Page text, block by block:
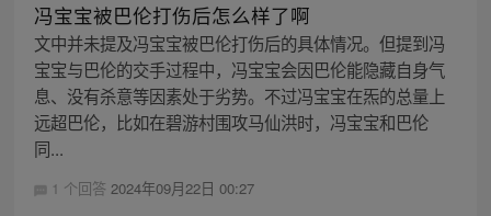
冯宝宝被巴伦打伤后怎么样了啊
文中并未提及冯宝宝被巴伦打伤后的具体情况。但提到冯
宝宝与巴伦的交手过程中，冯宝宝会因巴伦能隐藏自身气
息、没有杀意等因素处于劣势。不过冯宝宝在炁的总量上
远超巴伦，比如在碧游村围攻马仙洪时，冯宝宝和巴伦
同...
1 个回答 2024年09月22日 00:27